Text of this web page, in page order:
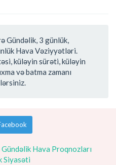
Gündəlik, 3 günlük,
Hava Vəziyyətləri.
küləyin sürəti, küləyin
və batma zamanı
Hava Proqnozları
Siyasəti